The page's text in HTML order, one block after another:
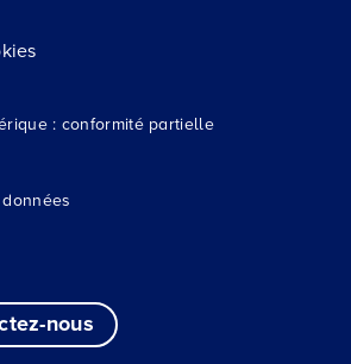
: conformité partielle
nous